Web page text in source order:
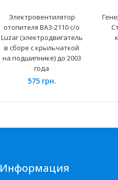
Электровентилятор
отопителя ВАЗ-2110 с/о
Luzar (электродвигатель
в сборе с крыльчаткой
на подшипнике) до 2003
года
575 грн.
Информация